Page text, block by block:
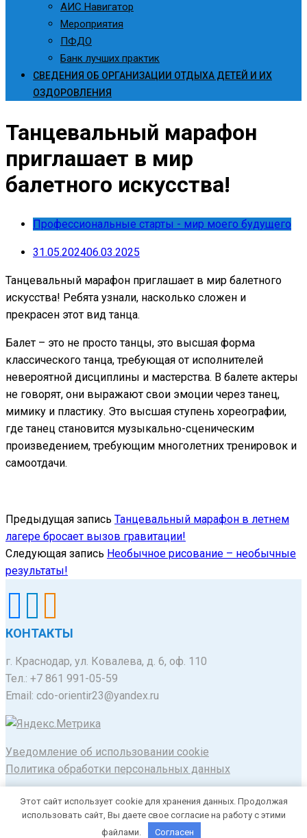
АИС Навигатор
Мероприятия
ПФДО
Банк лучших практик
СВЕДЕНИЯ ОБ ОРГАНИЗАЦИИ ОТДЫХА ДЕТЕЙ И ИХ
ОЗДОРОВЛЕНИЯ
Танцевальный марафон
приглашает в мир
балетного искусства!
Профессиональные старты - мир моего будущего
31.05.202406.03.2025
Танцевальный марафон приглашает в мир балетного
искусства! Ребята узнали, насколько сложен и
прекрасен этот вид танца.
Балет – это не просто танцы, это высшая форма
классического танца, требующая от исполнителей
невероятной дисциплины и мастерства. В балете актеры
не говорят, они выражают свои эмоции через танец,
мимику и пластику. Это высшая ступень хореографии,
где танец становится музыкально-сценическим
произведением, требующим многолетних тренировок и
самоотдачи.
Предыдущая запись Танцевальный марафон в летнем
лагере бросает вызов гравитации!
Следующая запись Необычное рисование – необычные
результаты!
КОНТАКТЫ
г. Краснодар, ул. Ковалева, д. 6, оф. 110
Тел.: +7 861 991-05-59
Email: cdo-orientir23@yandex.ru
Уведомление об использовании cookie
Политика обработки персональных данных
© 2020-2025 Муниципальное автономное
образовательное учреждение Центр дополнительного
образования "Ориентир" город Краснодар
Этот сайт использует cookie для хранения данных. Продолжая
использовать сайт, Вы даете свое согласие на работу с этими
файлами.
Согласен